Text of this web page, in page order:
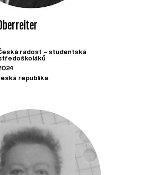
radost – studentská
republika